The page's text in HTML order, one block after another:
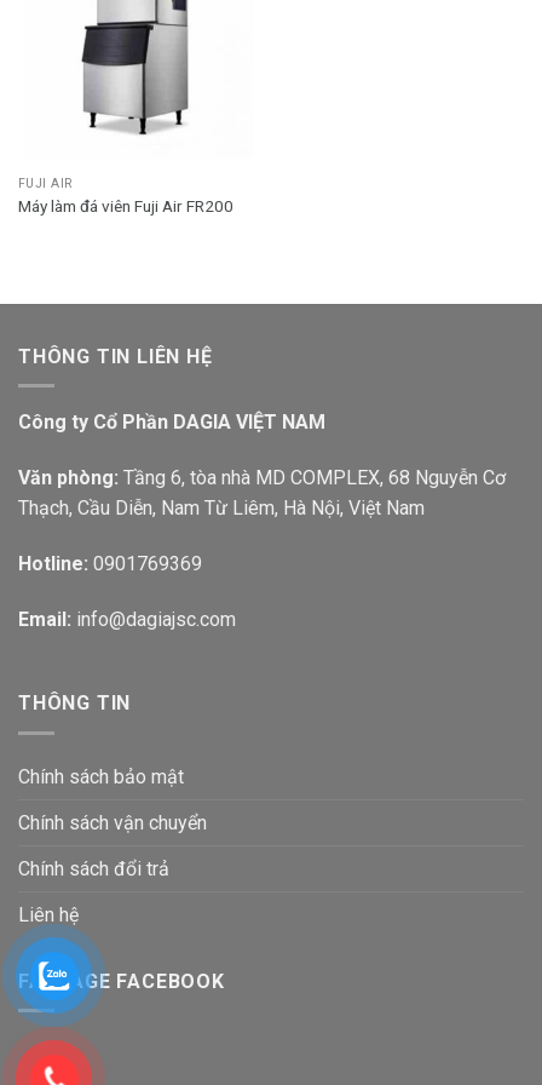
FUJI AIR
Máy làm đá viên Fuji Air FR200
THÔNG TIN LIÊN HỆ
Công ty Cổ Phần DAGIA VIỆT NAM
Văn phòng: Tầng 6, tòa nhà MD COMPLEX, 68 Nguyễn Cơ
Thạch, Cầu Diễn, Nam Từ Liêm, Hà Nội, Việt Nam
Hotline: 0901769369
Email: info@dagiajsc.com
THÔNG TIN
Chính sách bảo mật
Chính sách vận chuyển
Chính sách đổi trả
Liên hệ
FANPAGE FACEBOOK